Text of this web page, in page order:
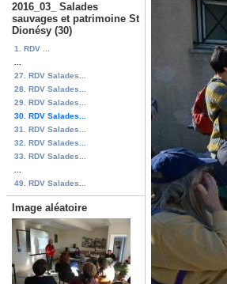
2016_03_ Salades
sauvages et patrimoine St
Dionésy (30)
1. RDV ...
27. RDV Salades...
28. RDV Salades...
29. RDV Salades...
30. RDV Salades...
31. RDV Salades...
32. RDV Salades...
33. RDV Salades...
49. RDV Salades...
Image aléatoire